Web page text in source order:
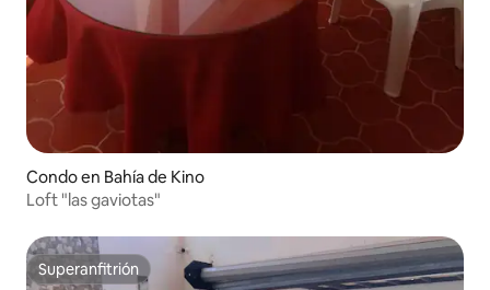
Condo en Bahía de Kino
Loft "las gaviotas"
Superanfitrión
Superanfitrión